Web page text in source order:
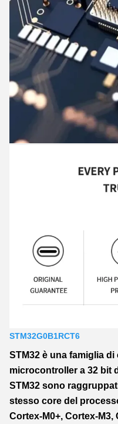
STM32G0B1RCT6
STM32 è una famiglia
microcontroller a 32 bit
STM32 sono
stesso core del
Cortex-M0+, Cortex-M3,